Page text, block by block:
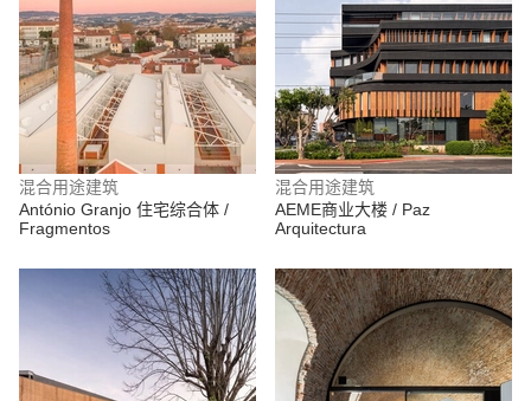
混合用途建筑
António Granjo 住宅综合体 /
Fragmentos
混合用途建筑
AEME商业大楼 / Paz
Arquitectura